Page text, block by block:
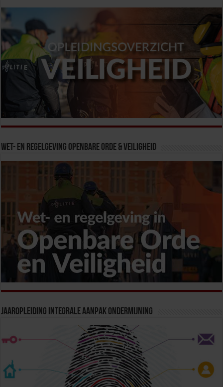
Wet- en Regelgeving Openbare Orde & Veiligheid
Jaaropleiding Integrale Aanpak Ondermijning